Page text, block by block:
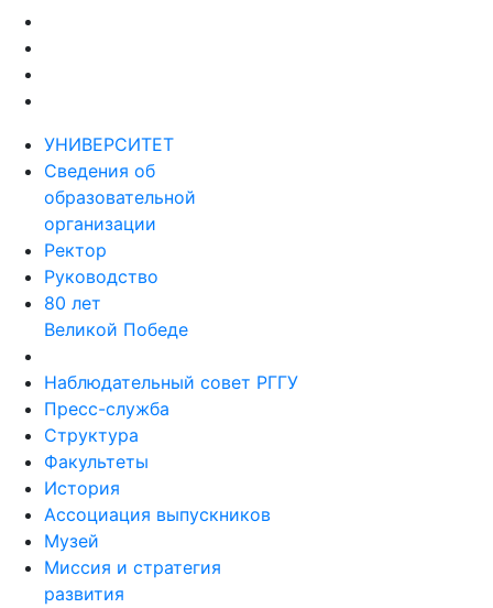
УНИВЕРСИТЕТ
Сведения об
образовательной
организации
Ректор
Руководство
80 лет
Великой Победе
Наблюдательный совет РГГУ
Пресс-служба
Структура
Факультеты
История
Ассоциация выпускников
Музей
Миссия и стратегия
развития